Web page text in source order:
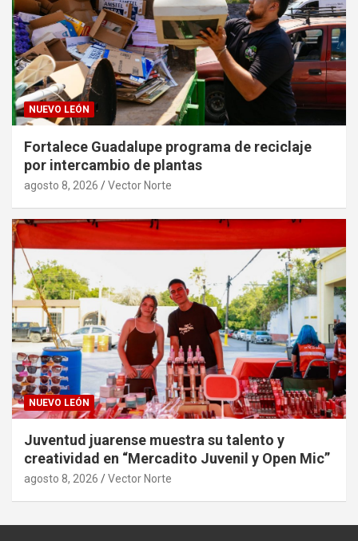
NUEVO LEÓN
Fortalece Guadalupe programa de reciclaje
por intercambio de plantas
agosto 8, 2026 Vector Norte
NUEVO LEÓN
Juventud juarense muestra su talento y
creatividad en “Mercadito Juvenil y Open Mic”
agosto 8, 2026 Vector Norte